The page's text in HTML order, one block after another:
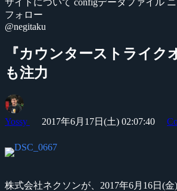
サイトについて configデータファイル
フォロー
@negitaku
『カウンターストライ
も注力
Yossy 2017年6月17日(土) 02:07:40
株式会社ネクソンが、2017年6月16日(